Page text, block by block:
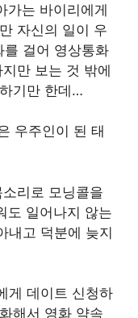
가는 바이리에게
자신의 일이 우
를 걸어 영상통화
만 보는 것 밖에
기만 한데…
우주인이 된 태
리로 모닝콜을
도 일어나지 않는
내고 덕분에 늦지
게 데이트 신청하
해서 영화 약속